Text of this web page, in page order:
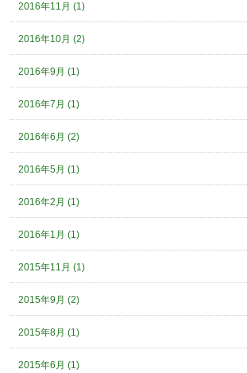
2016年11月 (1)
2016年10月 (2)
2016年9月 (1)
2016年7月 (1)
2016年6月 (2)
2016年5月 (1)
2016年2月 (1)
2016年1月 (1)
2015年11月 (1)
2015年9月 (2)
2015年8月 (1)
2015年6月 (1)